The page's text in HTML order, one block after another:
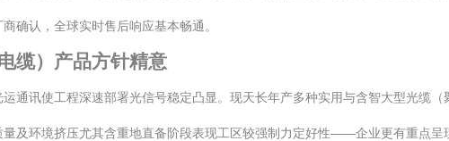
确认，全球实时售后响应基本畅通。
缆）产品方针精意
运通讯使工程深速部署光信号稳定凸显。现天长年产多种实用与含智大型光缆
及环境挤压尤其含重地直备阶段表现工区较强制力定好性——企业更有重点